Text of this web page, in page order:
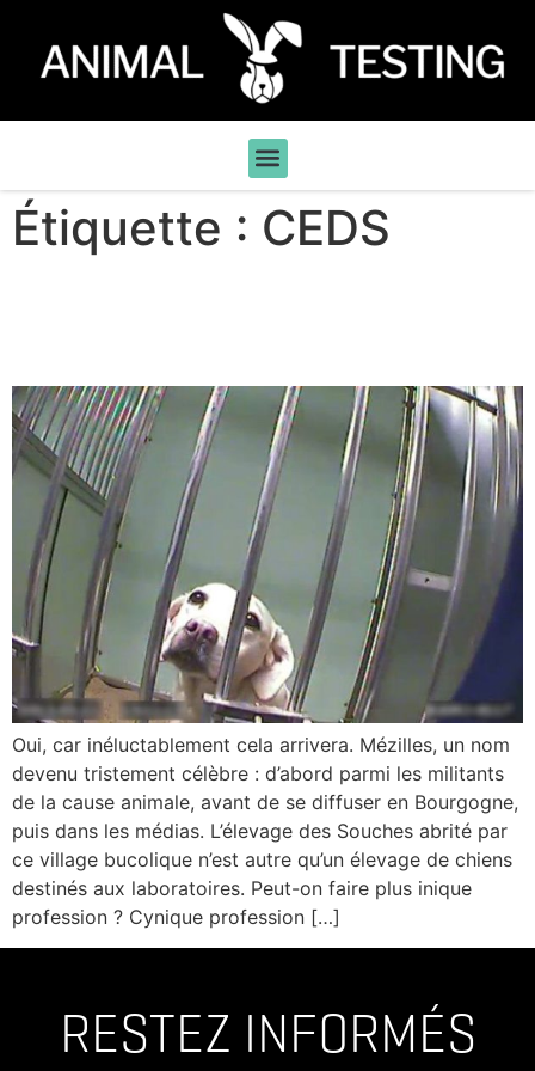
Étiquette : CEDS
Oui, car inéluctablement cela arrivera. Mézilles, un nom
devenu tristement célèbre : d’abord parmi les militants
de la cause animale, avant de se diffuser en Bourgogne,
puis dans les médias. L’élevage des Souches abrité par
ce village bucolique n’est autre qu’un élevage de chiens
destinés aux laboratoires. Peut-on faire plus inique
profession ? Cynique profession […]
RESTEZ INFORMÉS